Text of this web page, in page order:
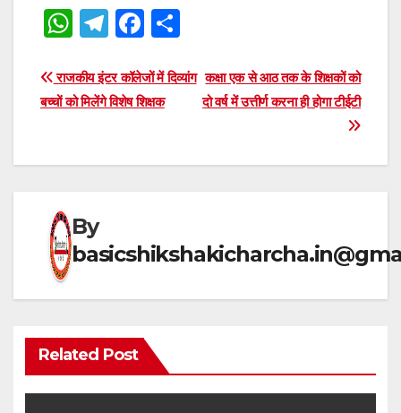
W
at
s
p
T
e
gr
m
F
c
e
o
ar
Post
navigation
कक्षा एक से आठ तक के शिक्षकों को
दो वर्ष में उत्तीर्ण करना ही होगा टीईटी
राजकीय इंटर कॉलेजों में दिव्यांग
बच्चों को मिलेंगे विशेष शिक्षक
By
Related Post